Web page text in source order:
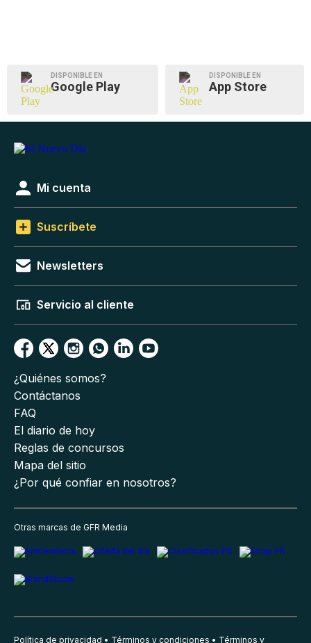
DISPONIBLE EN
Google Play
DISPONIBLE EN
App Store
Mi cuenta
Suscríbete
Newsletters
Servicio al cliente
¿Quiénes somos?
Contáctanos
FAQ
El diario de hoy
Reglas de concursos
Mapa del sitio
¿Por qué confiar en nosotros?
Otras marcas de GFR Media
Política de privacidad Términos y condiciones Términos y